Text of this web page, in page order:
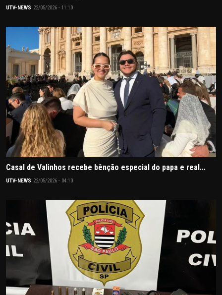
UTV-NEWS 22/05/2026 - 11:10
Casal de Valinhos recebe bênção especial do papa e real...
UTV-NEWS 22/05/2026 - 04:10